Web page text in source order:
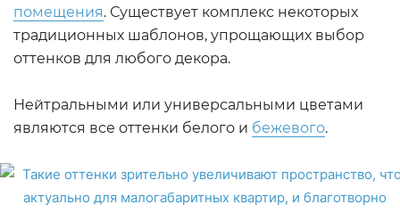
помещения. Существует комплекс некоторых
традиционных шаблонов, упрощающих выбор
оттенков для любого декора.
Нейтральными или универсальными цветами
являются все оттенки белого и бежевого.